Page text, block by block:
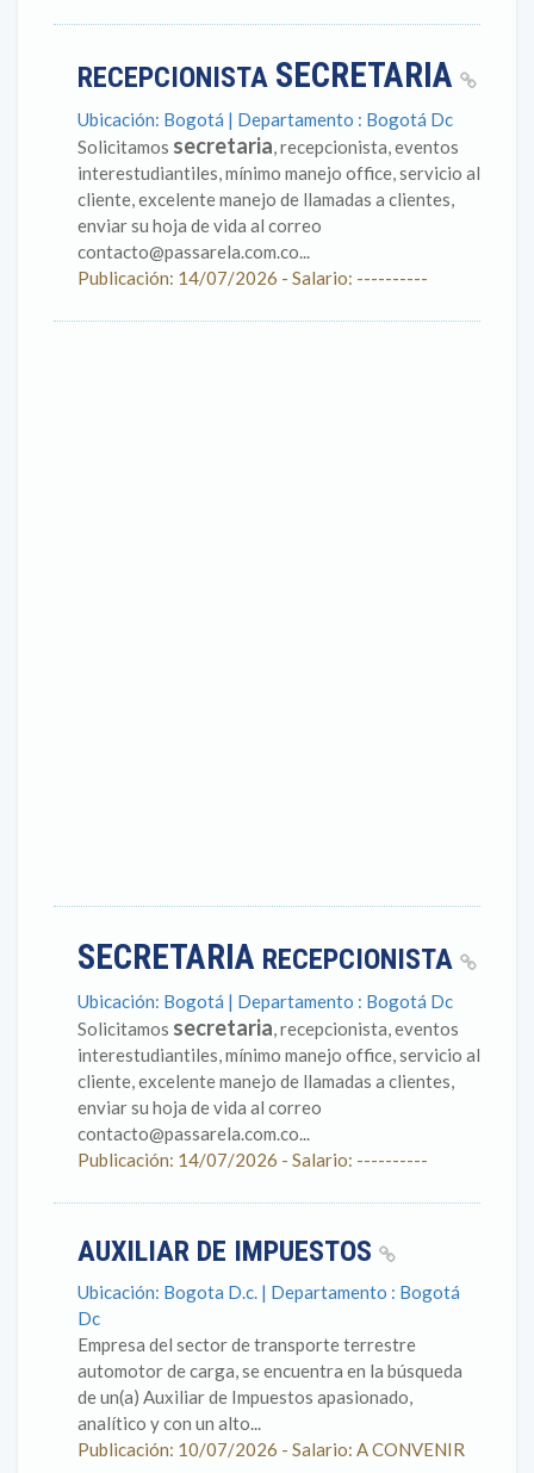
RECEPCIONISTA SECRETARIA
Ubicación: Bogotá | Departamento : Bogotá Dc
Solicitamos secretaria, recepcionista, eventos
interestudiantiles, mínimo manejo office, servicio al
cliente, excelente manejo de llamadas a clientes,
enviar su hoja de vida al correo
contacto@passarela.com.co...
Publicación: 14/07/2026 - Salario: ----------
SECRETARIA RECEPCIONISTA
Ubicación: Bogotá | Departamento : Bogotá Dc
Solicitamos secretaria, recepcionista, eventos
interestudiantiles, mínimo manejo office, servicio al
cliente, excelente manejo de llamadas a clientes,
enviar su hoja de vida al correo
contacto@passarela.com.co...
Publicación: 14/07/2026 - Salario: ----------
AUXILIAR DE IMPUESTOS
Ubicación: Bogota D.c. | Departamento : Bogotá
Dc
Empresa del sector de transporte terrestre
automotor de carga, se encuentra en la búsqueda
de un(a) Auxiliar de Impuestos apasionado,
analítico y con un alto...
Publicación: 10/07/2026 - Salario: A CONVENIR